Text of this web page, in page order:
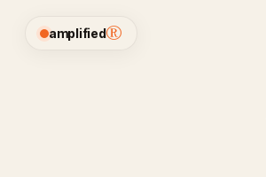
amplified®